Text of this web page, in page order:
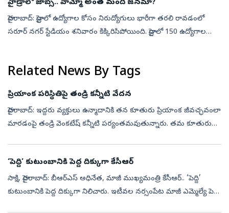
హైడ్రాలో జాబ్స్‌.. వామ్మో అంత మంది జ‌న‌మా?
హైద‌రాబాద్‌: హైడ్రాలో ఉద్యోగాల కోసం నిరుద్యోగులు భారీగా త‌ర‌లి రావ‌డంలో
సరూర్ నగర్ స్టేడియం శ‌నివారం కిక్కిరిసిపోయింది. హైడ్రాలో 150 ఉద్యోగాల
Related News By Tags
ప్రియాంక పరిస్థితిపై తండ్రి కన్నీటి వేదన
హైదరాబాద్‌: ఇద్దరు వ్యక్తులు ఉన్మాదానికి తన కూతురు ప్రియాంక జీవచ్ఛవంలా
మారడంపై తండ్రి వెంకటేష్‌ కన్నీటి పర్యంతమవుతున్నారు. తమ కూతురు
‘పెద్ది’ కుటుంబానికి పెద్ద దిక్కుగా కేసీఆర్
సాక్షి, హైదరాబాద్‌: బీఆర్‌ఎస్‌ అధినేత, మాజీ ముఖ్యమంత్రి కేసీఆర్‌.. ‘పెద్ది’
కుటుంబానికి పెద్ద దిక్కుగా నిలిచారు. ఇటీవల నర్సంపేట మాజీ ఎమ్మెల్యే పెద్ది